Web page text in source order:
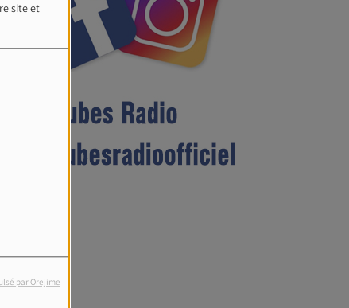
site et
par Orejime